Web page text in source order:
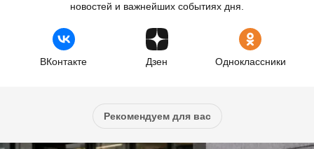
новостей и важнейших событиях дня.
ВКонтакте Дзен Одноклассники
Рекомендуем для вас